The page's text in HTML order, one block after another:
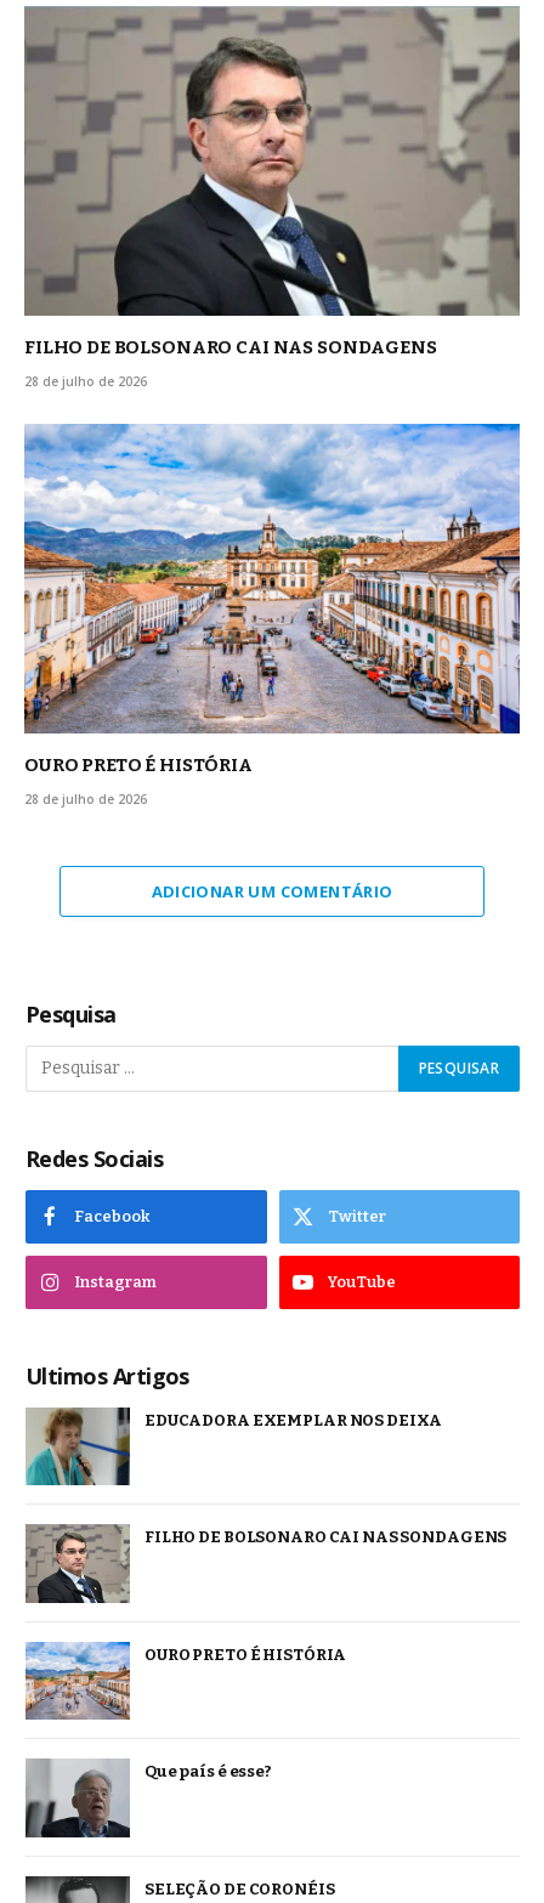
FILHO DE BOLSONARO CAI NAS SONDAGENS
28 de julho de 2026
OURO PRETO É HISTÓRIA
28 de julho de 2026
ADICIONAR UM COMENTÁRIO
Pesquisa
Redes Sociais
Facebook Twitter
Instagram YouTube
Ultimos Artigos
EDUCADORA EXEMPLAR NOS DEIXA
FILHO DE BOLSONARO CAI NAS SONDAGENS
OURO PRETO É HISTÓRIA
Que país é esse?
SELEÇÃO DE CORONÉIS